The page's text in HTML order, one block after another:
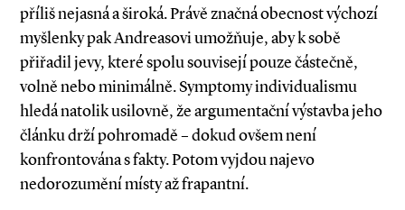
příliš nejasná a široká. Právě značná obecnost výchozí
myšlenky pak Andreasovi umožňuje, aby k sobě
přiřadil jevy, které spolu souvisejí pouze částečně,
volně nebo minimálně. Symptomy individualismu
hledá natolik usilovně, že argumentační výstavba jeho
článku drží pohromadě – dokud ovšem není
konfrontována s fakty. Potom vyjdou najevo
nedorozumění místy až frapantní.